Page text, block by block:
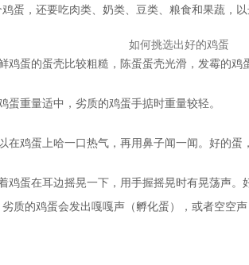
蛋，还要吃肉类、奶类、豆类、粮食和果蔬，以
如何挑选出好的鸡蛋
鸡蛋的蛋壳比较粗糙，陈蛋蛋壳光滑，发霉的鸡
蛋重量适中，劣质的鸡蛋手掂时重量较轻。
在鸡蛋上哈一口热气，再用鼻子闻一闻。好的蛋
鸡蛋在耳边摇晃一下，用手握摇晃时有晃荡声。
质的鸡蛋会发出嘎嘎声（孵化蛋），或者空空声